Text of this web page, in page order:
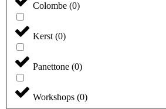
Colombe (0)
Kerst (0)
Panettone (0)
Workshops (0)